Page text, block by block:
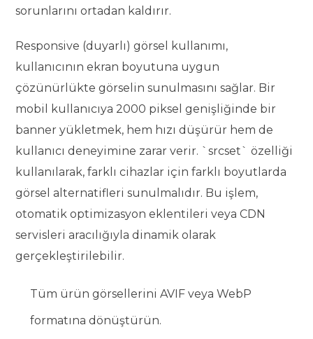
sorunlarını ortadan kaldırır.
Responsive (duyarlı) görsel kullanımı,
kullanıcının ekran boyutuna uygun
çözünürlükte görselin sunulmasını sağlar. Bir
mobil kullanıcıya 2000 piksel genişliğinde bir
banner yükletmek, hem hızı düşürür hem de
kullanıcı deneyimine zarar verir. `srcset` özelliği
kullanılarak, farklı cihazlar için farklı boyutlarda
görsel alternatifleri sunulmalıdır. Bu işlem,
otomatik optimizasyon eklentileri veya CDN
servisleri aracılığıyla dinamik olarak
gerçekleştirilebilir.
Tüm ürün görsellerini AVIF veya WebP
formatına dönüştürün.